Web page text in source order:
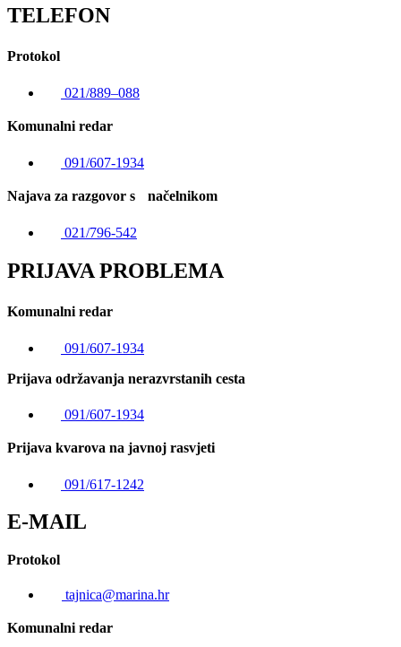
TELEFON
Protokol
021/889–088
Komunalni redar
091/607-1934
Najava za razgovor s načelnikom
021/796-542
PRIJAVA PROBLEMA
Komunalni redar
091/607-1934
Prijava održavanja nerazvrstanih cesta
091/607-1934
Prijava kvarova na javnoj rasvjeti
091/617-1242
E-MAIL
Protokol
tajnica@marina.hr
Komunalni redar